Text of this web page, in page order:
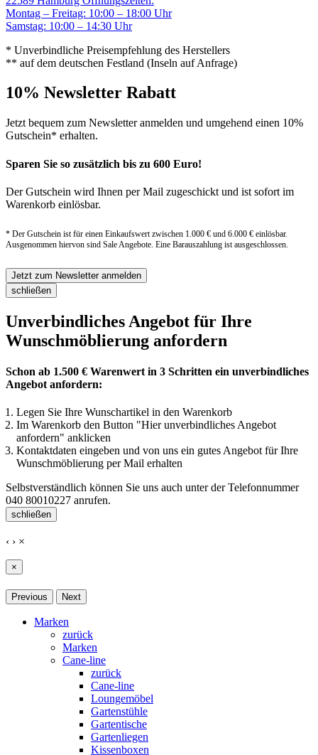
Montag – Freitag: 10:00 – 18:00 Uhr
Samstag: 10:00 – 14:30 Uhr
* Unverbindliche Preisempfehlung des Herstellers
** auf dem deutschen Festland (Inseln auf Anfrage)
10% Newsletter Rabatt
Jetzt bequem zum Newsletter anmelden und umgehend einen 10%
Gutschein* erhalten.
Sparen Sie so zusätzlich bis zu 600 Euro!
Der Gutschein wird Ihnen per Mail zugeschickt und ist sofort im
Warenkorb einlösbar.
* Der Gutschein ist für einen Einkaufswert zwischen 1.000 € und 6.000 € einlösbar.
Ausgenommen hiervon sind Sale Angebote. Eine Barauszahlung ist ausgeschlossen.
Jetzt zum Newsletter anmelden
schließen
Unverbindliches Angebot für Ihre
Wunschmöblierung anfordern
Schon ab 1.500 € Warenwert in 3 Schritten ein unverbindliches
Angebot anfordern:
Legen Sie Ihre Wunschartikel in den Warenkorb
Im Warenkorb den Button "Hier unverbindliches Angebot
anfordern" anklicken
Kontaktdaten eingeben und von uns ein gutes Angebot für Ihre
Wunschmöblierung per Mail erhalten
Selbstverständlich können Sie uns auch unter der Telefonnummer
040 80010227 anrufen.
schließen
‹ › ×
×
Previous Next
Marken
zurück
Marken
Cane-line
zurück
Cane-line
Loungemöbel
Gartenstühle
Gartentische
Gartenliegen
Kissenboxen